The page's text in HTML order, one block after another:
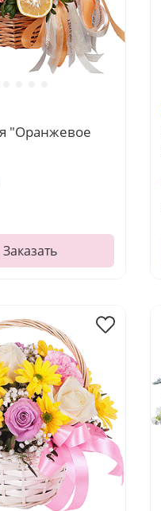
"Оранжевое
Заказать